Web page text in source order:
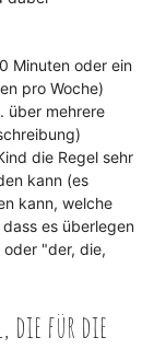
Minuten oder ein
pro Woche)
über mehrere
die Regel sehr
kann (es
kann, welche
es überlegen
"der, die,
die für die